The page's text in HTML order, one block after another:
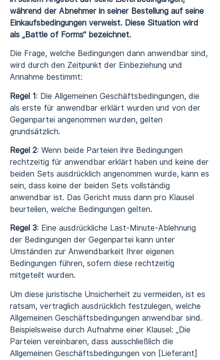
während der Abnehmer in seiner Bestellung auf seine
Einkaufsbedingungen verweist. Diese Situation wird
als „Battle of Forms“ bezeichnet.
Die Frage, welche Bedingungen dann anwendbar sind,
wird durch den Zeitpunkt der Einbeziehung und
Annahme bestimmt:
Regel 1: Die Allgemeinen Geschäftsbedingungen, die
als erste für anwendbar erklärt wurden und von der
Gegenpartei angenommen wurden, gelten
grundsätzlich.
Regel 2: Wenn beide Parteien ihre Bedingungen
rechtzeitig für anwendbar erklärt haben und keine der
beiden Sets ausdrücklich angenommen wurde, kann es
sein, dass keine der beiden Sets vollständig
anwendbar ist. Das Gericht muss dann pro Klausel
beurteilen, welche Bedingungen gelten.
Regel 3: Eine ausdrückliche Last-Minute-Ablehnung
der Bedingungen der Gegenpartei kann unter
Umständen zur Anwendbarkeit Ihrer eigenen
Bedingungen führen, sofern diese rechtzeitig
mitgeteilt wurden.
Um diese juristische Unsicherheit zu vermeiden, ist es
ratsam, vertraglich ausdrücklich festzulegen, welche
Allgemeinen Geschäftsbedingungen anwendbar sind.
Beispielsweise durch Aufnahme einer Klausel: „Die
Parteien vereinbaren, dass ausschließlich die
Allgemeinen Geschäftsbedingungen von [Lieferant]